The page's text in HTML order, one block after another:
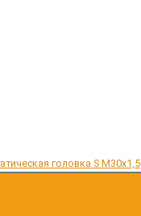
головка S M30х1,5